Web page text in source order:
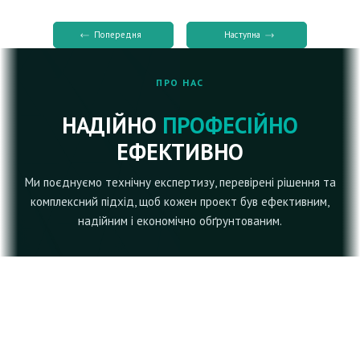
Попередня Наступна
ПРО НАС
НАДІЙНО ПРОФЕСІЙНО
ЕФЕКТИВНО
Ми поєднуємо технічну експертизу, перевірені рішення та
комплексний підхід, щоб кожен проект був ефективним,
надійним і економічно обґрунтованим.